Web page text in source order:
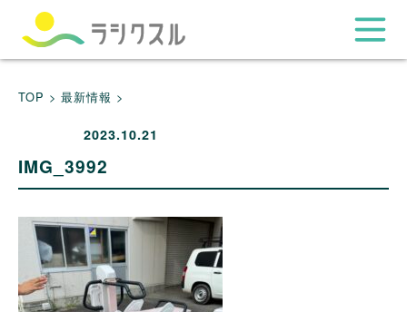
TOP > 最新情報 >
2023.10.21
IMG_3992